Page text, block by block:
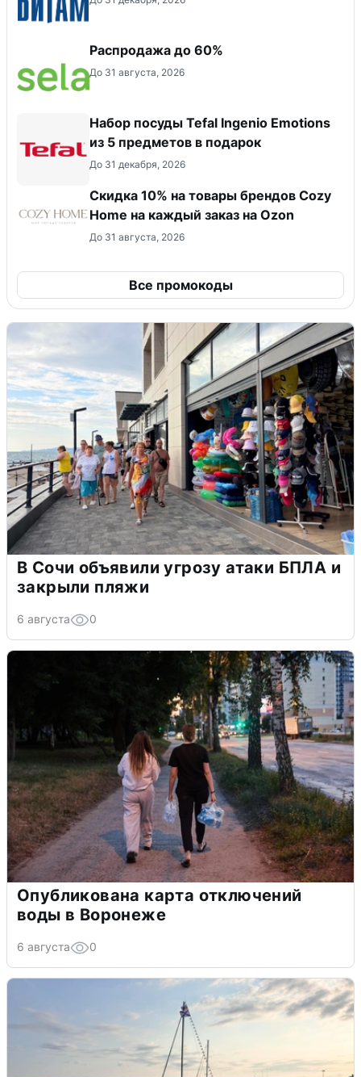
Распродажа до 60%
До 31 августа, 2026
Набор посуды Tefal Ingenio Emotions
из 5 предметов в подарок
До 31 декабря, 2026
Скидка 10% на товары брендов Cozy
Home на каждый заказ на Оzon
До 31 августа, 2026
Все промокоды
В Сочи объявили угрозу атаки БПЛА и
закрыли пляжи
6 августа 0
Опубликована карта отключений
воды в Воронеже
6 августа 0